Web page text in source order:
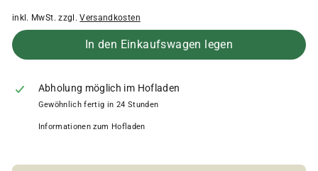
inkl. MwSt. zzgl.Versandkosten
In den Einkaufswagen legen
Abholung möglich im Hofladen
Gewöhnlich fertig in 24 Stunden
Informationen zum Hofladen